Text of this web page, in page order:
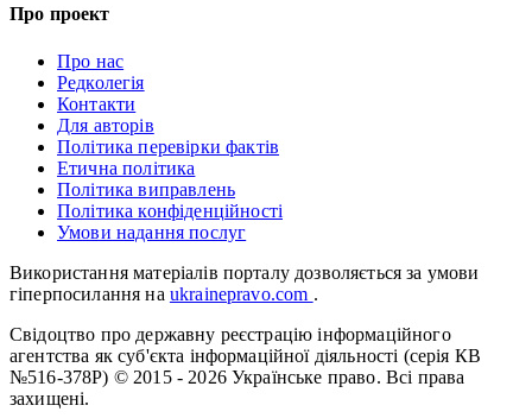
Про проект
Про нас
Редколегія
Контакти
Для авторів
Політика перевірки фактів
Етична політика
Політика виправлень
Політика конфіденційності
Умови надання послуг
Використання матеріалів порталу дозволяється за умови
гіперпосилання на ukrainepravo.com .
Свідоцтво про державну реєстрацію інформаційного
агентства як суб'єкта інформаційної діяльності (серія КВ
№516-378Р) © 2015 - 2026 Українське право. Всі права
захищені.